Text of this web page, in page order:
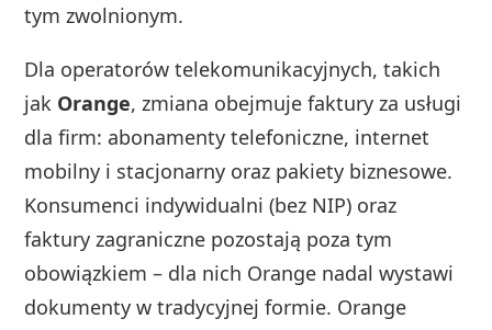
tym zwolnionym.
Dla operatorów telekomunikacyjnych, takich
jak Orange, zmiana obejmuje faktury za usługi
dla firm: abonamenty telefoniczne, internet
mobilny i stacjonarny oraz pakiety biznesowe.
Konsumenci indywidualni (bez NIP) oraz
faktury zagraniczne pozostają poza tym
obowiązkiem – dla nich Orange nadal wystawi
dokumenty w tradycyjnej formie. Orange